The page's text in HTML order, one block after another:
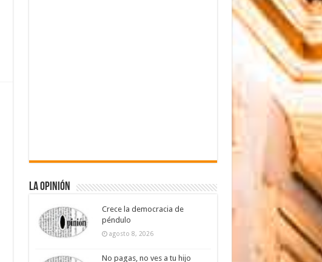
La Opinión
Crece la democracia de
péndulo
agosto 8, 2026
No pagas, no ves a tu hijo